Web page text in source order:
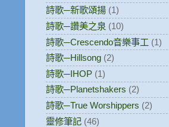
詩歌─新歌頌揚 (1)
詩歌─讚美之泉 (10)
詩歌─Crescendo音樂事工 (1)
詩歌─Hillsong (2)
詩歌─IHOP (1)
詩歌─Planetshakers (2)
詩歌─True Worshippers (2)
靈修筆記 (46)